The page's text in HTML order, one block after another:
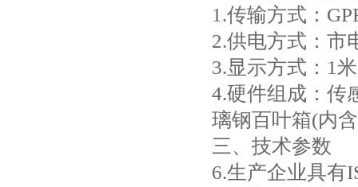
1.传输方式：
2.供电方式：市
3.显示方式：1
4.硬件组成：传
璃钢百叶箱(内
三、技术参数
6.生产企业具有